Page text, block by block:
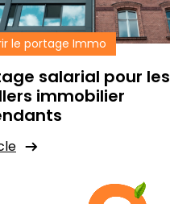
le portage Immo
salarial pour les
immobilier